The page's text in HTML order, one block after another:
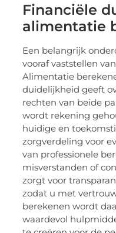
Financiële
alimentatie
Een belangrijk
vooraf vaststellen
Alimentatie
duidelijkheid geeft
rechten van beide
wordt rekening
huidige en
zorgverdeling voor
van professionele
misverstanden of
zorgt voor
zodat u met
berekenen wordt
waardevol